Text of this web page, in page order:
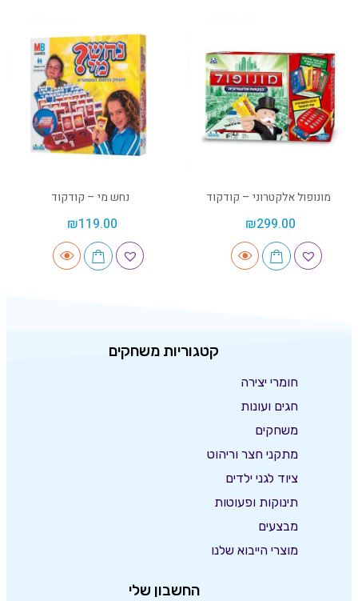
מונופול אלקטרוני – קודקוד
₪299.00
נחש מי – קודקוד
₪119.00
קטגוריות משחקים
חומרי יצירה
חגים ועונות
משחקים
מתקני חצר וריהוט
ציוד לגני ילדים
תינוקות ופעוטות
מבצעים
מוצרי הייבוא שלנו
החשבון שלי